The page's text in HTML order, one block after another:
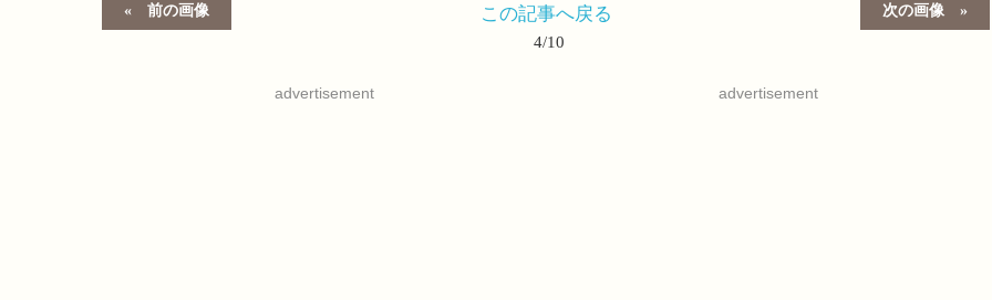
前の画像 次の画像
この記事へ戻る
4/10
advertisement advertisement